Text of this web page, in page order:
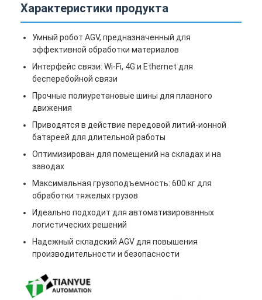
Автоматизированное нестандартное оборудование
Коммерческий робот
Характеристики продукта
Умный робот AGV, предназначенный для
эффективной обработки материалов
Интерфейс связи: Wi-Fi, 4G и Ethernet для
бесперебойной связи
Прочные полиуретановые шины для плавного
движения
Приводятся в действие передовой литий-ионной
батареей для длительной работы
Оптимизирован для помещений на складах и на
заводах
Максимальная грузоподъемность: 600 кг для
обработки тяжелых грузов
Идеально подходит для автоматизированных
логистических решений
Надежный складский AGV для повышения
производительности и безопасности